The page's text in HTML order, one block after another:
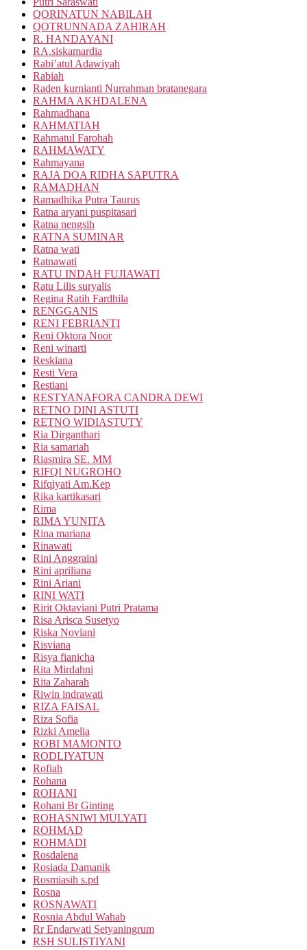
QORINATUN NABILAH
QOTRUNNADA ZAHIRAH
R. HANDAYANI
RA.siskamardia
Rabi’atul Adawiyah
Rabiah
Raden kurnianti Nurrahman bratanegara
RAHMA AKHDALENA
Rahmadhana
RAHMATIAH
Rahmatul Farohah
RAHMAWATY
Rahmayana
RAJA DOA RIDHA SAPUTRA
RAMADHAN
Ramadhika Putra Taurus
Ratna aryani puspitasari
Ratna nengsih
RATNA SUMINAR
Ratna wati
Ratnawati
RATU INDAH FUJIAWATI
Ratu Lilis suryalis
Regina Ratih Fardhila
RENGGANIS
RENI FEBRIANTI
Reni Oktora Noor
Reni winarti
Reskiana
Resti Vera
Restiani
RESTYANAFORA CANDRA DEWI
RETNO DINI ASTUTI
RETNO WIDIASTUTY
Ria Dirganthari
Ria samariah
Riasmira SE. MM
RIFQI NUGROHO
Rifqiyati Am.Kep
Rika kartikasari
Rima
RIMA YUNITA
Rina mariana
Rinawati
Rini Anggraini
Rini apriliana
Rini Ariani
RINI WATI
Ririt Oktaviani Putri Pratama
Risa Arisca Susetyo
Riska Noviani
Risviana
Risya fianicha
Rita Mirdahni
Rita Zaharah
Riwin indrawati
RIZA FAISAL
Riza Sofia
Rizki Amelia
ROBI MAMONTO
RODLIYATUN
Rofiah
Rohana
ROHANI
Rohani Br Ginting
ROHASNIWI MULYATI
ROHMAD
ROHMADI
Rosdalena
Rosiada Damanik
Rosmiasih s.pd
Rosna
ROSNAWATI
Rosnia Abdul Wahab
Rr Endarwati Setyaningrum
RSH SULISTIYANI